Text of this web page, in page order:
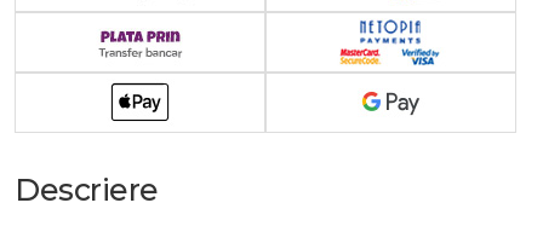
Descriere